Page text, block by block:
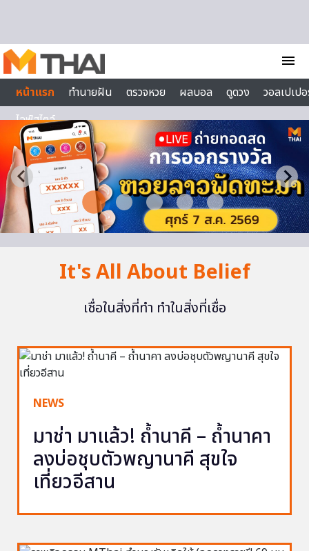
menu
หน้าแรก
ทำนายฝัน ตรวจหวย ผลบอล ดูดวง
วอลเปเป
ไลฟ์สไตล์
It's All About Belief
เชื่อในสิ่งที่ทำ ทำในสิ่งที่เชื่อ
NEWS
มาช่า มาแล้ว! ถ้ำนาคี – ถ้ำนาคา
ลงบ่อชุบตัวพญานาคี สุขใจ
เที่ยวอีสาน